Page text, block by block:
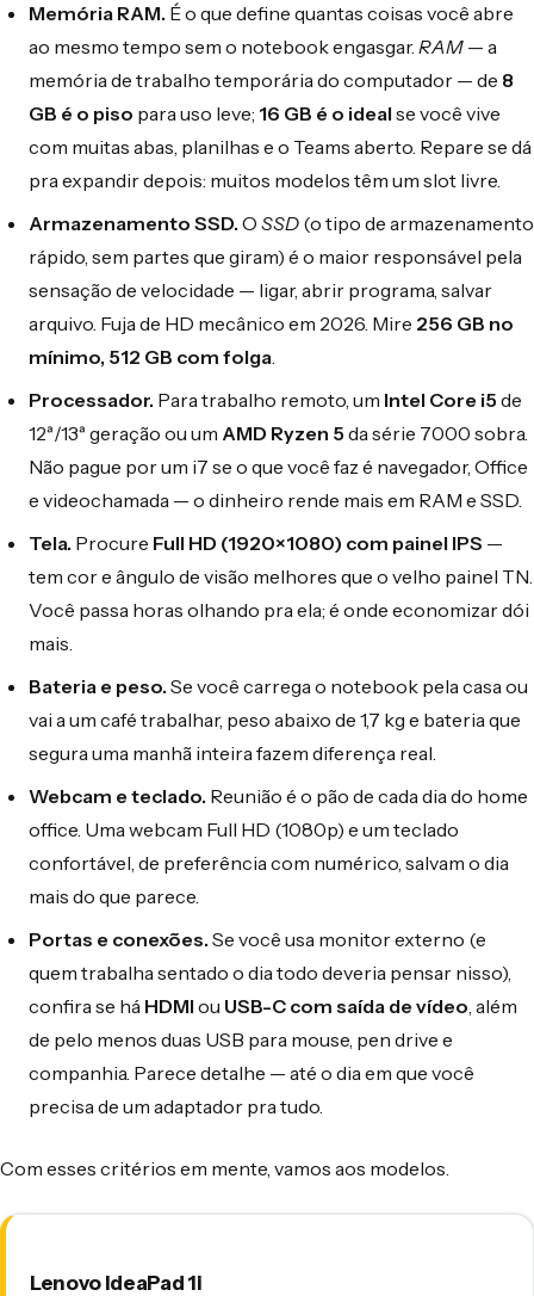
Memória RAM. É o que define quantas coisas você abre
ao mesmo tempo sem o notebook engasgar. RAM — a
memória de trabalho temporária do computador — de 8
GB é o piso para uso leve; 16 GB é o ideal se você vive
com muitas abas, planilhas e o Teams aberto. Repare se dá
pra expandir depois: muitos modelos têm um slot livre.
Armazenamento SSD. O SSD (o tipo de armazenamento
rápido, sem partes que giram) é o maior responsável pela
sensação de velocidade — ligar, abrir programa, salvar
arquivo. Fuja de HD mecânico em 2026. Mire 256 GB no
mínimo, 512 GB com folga.
Processador. Para trabalho remoto, um Intel Core i5 de
12ª/13ª geração ou um AMD Ryzen 5 da série 7000 sobra.
Não pague por um i7 se o que você faz é navegador, Office
e videochamada — o dinheiro rende mais em RAM e SSD.
Tela. Procure Full HD (1920×1080) com painel IPS —
tem cor e ângulo de visão melhores que o velho painel TN.
Você passa horas olhando pra ela; é onde economizar dói
mais.
Bateria e peso. Se você carrega o notebook pela casa ou
vai a um café trabalhar, peso abaixo de 1,7 kg e bateria que
segura uma manhã inteira fazem diferença real.
Webcam e teclado. Reunião é o pão de cada dia do home
office. Uma webcam Full HD (1080p) e um teclado
confortável, de preferência com numérico, salvam o dia
mais do que parece.
Portas e conexões. Se você usa monitor externo (e
quem trabalha sentado o dia todo deveria pensar nisso),
confira se há HDMI ou USB-C com saída de vídeo, além
de pelo menos duas USB para mouse, pen drive e
companhia. Parece detalhe — até o dia em que você
precisa de um adaptador pra tudo.
Com esses critérios em mente, vamos aos modelos.
Lenovo IdeaPad 1i